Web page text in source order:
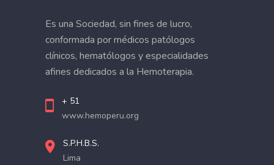
Es una Sociedad, sin fines de lucro,
conformada por médicos patólogos
clínicos, hematólogos y especialidades
afines dedicados a la Hemoterapia.
+ 51
www.hemoperu.org
S.P.H.B.S.
Lima